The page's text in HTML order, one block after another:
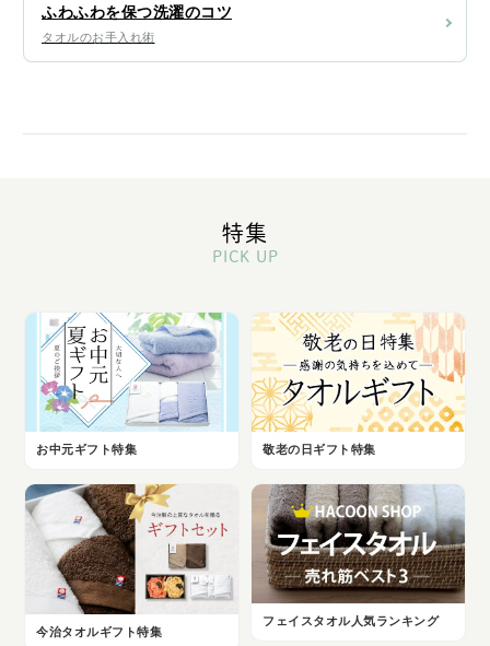
ふわふわを保つ洗濯のコツ
タオルのお手入れ術
特集
PICK UP
お中元ギフト特集 敬老の日ギフト特集
今治タオルギフト特集
フェイスタオル人気ランキング